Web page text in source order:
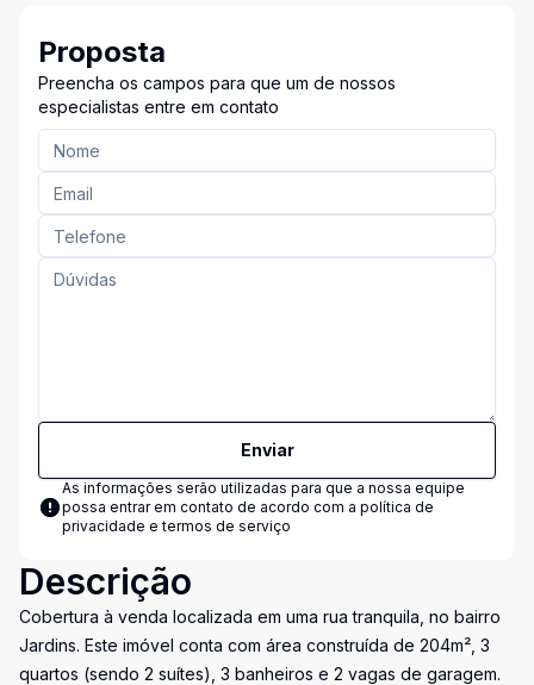
Proposta
Preencha os campos para que um de nossos
especialistas entre em contato
Enviar
As informações serão utilizadas para que a nossa equipe
possa entrar em contato de acordo com a política de
privacidade e termos de serviço
Descrição
Cobertura à venda localizada em uma rua tranquila, no bairro
Jardins. Este imóvel conta com área construída de 204m², 3
quartos (sendo 2 suítes), 3 banheiros e 2 vagas de garagem.